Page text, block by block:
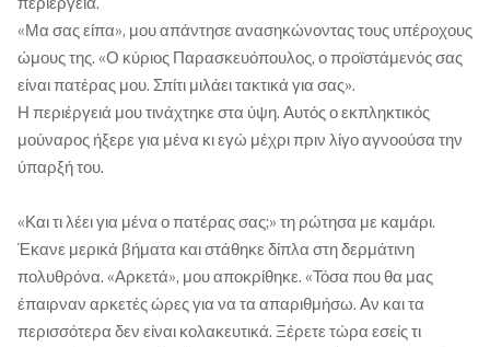
«Μα σας είπα», μου απάντησε ανασηκώνοντας τους υπέροχους
ώμους της. «Ο κύριος Παρασκευόπουλος, ο προϊστάμενός σας
είναι πατέρας μου. Σπίτι μιλάει τακτικά για σας».
Η περιέργειά μου τινάχτηκε στα ύψη. Αυτός ο εκπληκτικός
μούναρος ήξερε για μένα κι εγώ μέχρι πριν λίγο αγνοούσα την
ύπαρξή του.
«Και τι λέει για μένα ο πατέρας σας;» τη ρώτησα με καμάρι.
Έκανε μερικά βήματα και στάθηκε δίπλα στη δερμάτινη
πολυθρόνα. «Αρκετά», μου αποκρίθηκε. «Τόσα που θα μας
έπαιρναν αρκετές ώρες για να τα απαριθμήσω. Αν και τα
περισσότερα δεν είναι κολακευτικά. Ξέρετε τώρα εσείς τι